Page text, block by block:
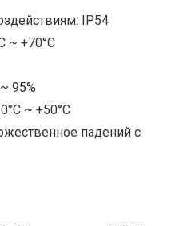
IP54
~ +70°С
95%
~ +50°С
падений с